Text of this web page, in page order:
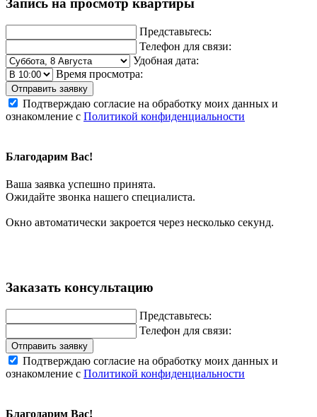
Запись на просмотр квартиры
Представьтесь:
Телефон для связи:
Удобная дата:
Время просмотра:
Отправить заявку
Подтверждаю согласие на обработку моих данных и
ознакомление с Политикой конфиденциальности
Благодарим Вас!
Ваша заявка успешно принята.
Ожидайте звонка нашего специалиста.
Окно автоматически закроется через несколько секунд.
Заказать консультацию
Представьтесь:
Телефон для связи:
Отправить заявку
Подтверждаю согласие на обработку моих данных и
ознакомление с Политикой конфиденциальности
Благодарим Вас!